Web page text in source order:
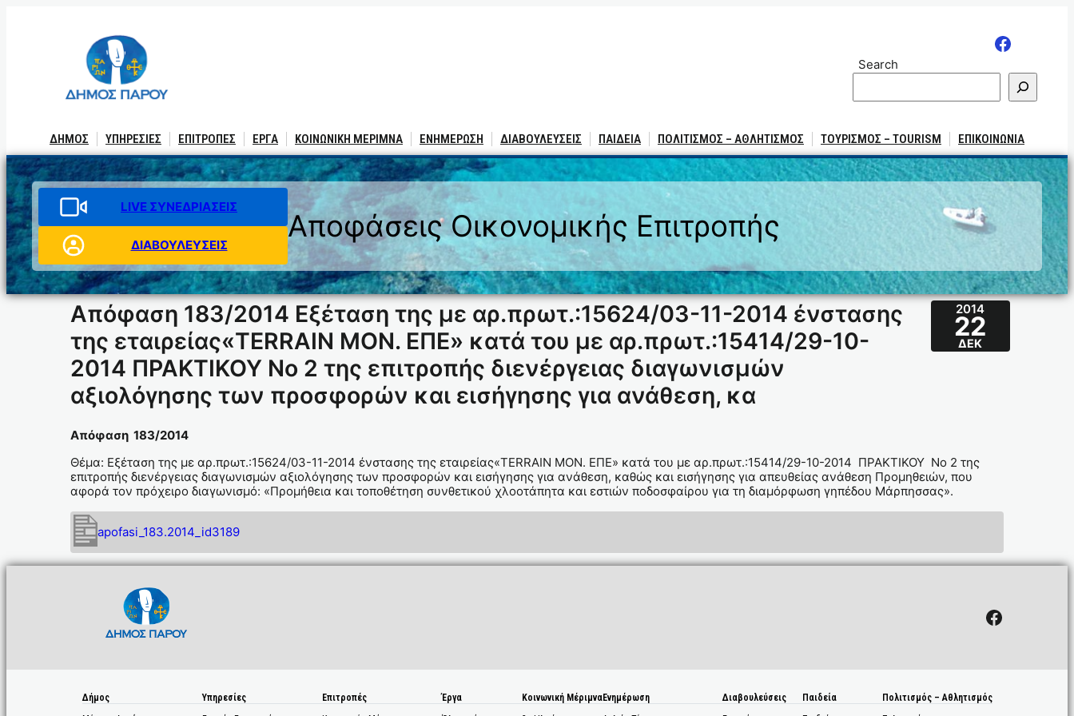
Search
ΔΗΜΟΣ ΥΠΗΡΕΣΙΕΣ ΕΠΙΤΡΟΠΕΣ ΕΡΓΑ ΚΟΙΝΩΝΙΚΗ ΜΕΡΙΜΝΑ ΕΝΗΜΕΡΩΣΗ ΔΙΑΒΟΥΛΕΥΣΕΙΣ ΠΑΙΔΕΙΑ ΠΟΛΙΤΙΣΜΟΣ – ΑΘΛΗΤΙΣΜΟΣ ΤΟΥΡΙΣΜΟΣ – TOURISM ΕΠΙΚΟΙΝΩΝΙΑ
LIVE ΣΥΝΕΔΡΙΑΣΕΙΣ
ΔΙΑΒΟΥΛΕΥΣΕΙΣ
Αποφάσεις Οικονομικής Επιτροπής
Απόφαση 183/2014 Εξέταση της με αρ.πρωτ.:15624/03-11-2014 ένστασης
της εταιρείας«TERRAIN MON. ΕΠΕ» κατά του με αρ.πρωτ.:15414/29-10-
2014 ΠΡΑΚΤΙΚΟΥ Νο 2 της επιτροπής διενέργειας διαγωνισμών
αξιολόγησης των προσφορών και εισήγησης για ανάθεση, κα
2014
22
ΔΕΚ
Απόφαση 183/2014
Θέμα: Εξέταση της με αρ.πρωτ.:15624/03-11-2014 ένστασης της εταιρείας«TERRAIN MON. ΕΠΕ» κατά του με αρ.πρωτ.:15414/29-10-2014 ΠΡΑΚΤΙΚΟΥ Νο 2 της
επιτροπής διενέργειας διαγωνισμών αξιολόγησης των προσφορών και εισήγησης για ανάθεση, καθώς και εισήγησης για απευθείας ανάθεση Προμηθειών, που
αφορά τον πρόχειρο διαγωνισμό: «Προμήθεια και τοποθέτηση συνθετικού χλοοτάπητα και εστιών ποδοσφαίρου για τη διαμόρφωση γηπέδου Μάρπησσας».
apofasi_183.2014_id3189
Facebook
Δήμος
Υπηρεσίες
Επιτροπές
Έργα
Κοινωνική ΜέριμναΕνημέρωση
Διαβουλεύσεις
Παιδεία
Πολιτισμός – Αθλητισμός